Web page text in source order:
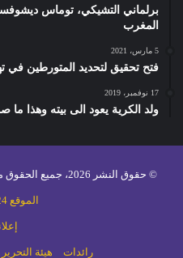
برلماني التشيكي، توماس
المغرب
5 مارس، 2021
فتح تحقيق لتحديد المتورطين في تهريب 800 قرص طبي
17 نوفمبر، 2019
ولد الكرية يعود الى بيته وهذا
© حقوق النشر 2026، جميع الحقوق محفوظة لمجلة رائدات |
الموقع Africa24
رائدات هيئة التحرير